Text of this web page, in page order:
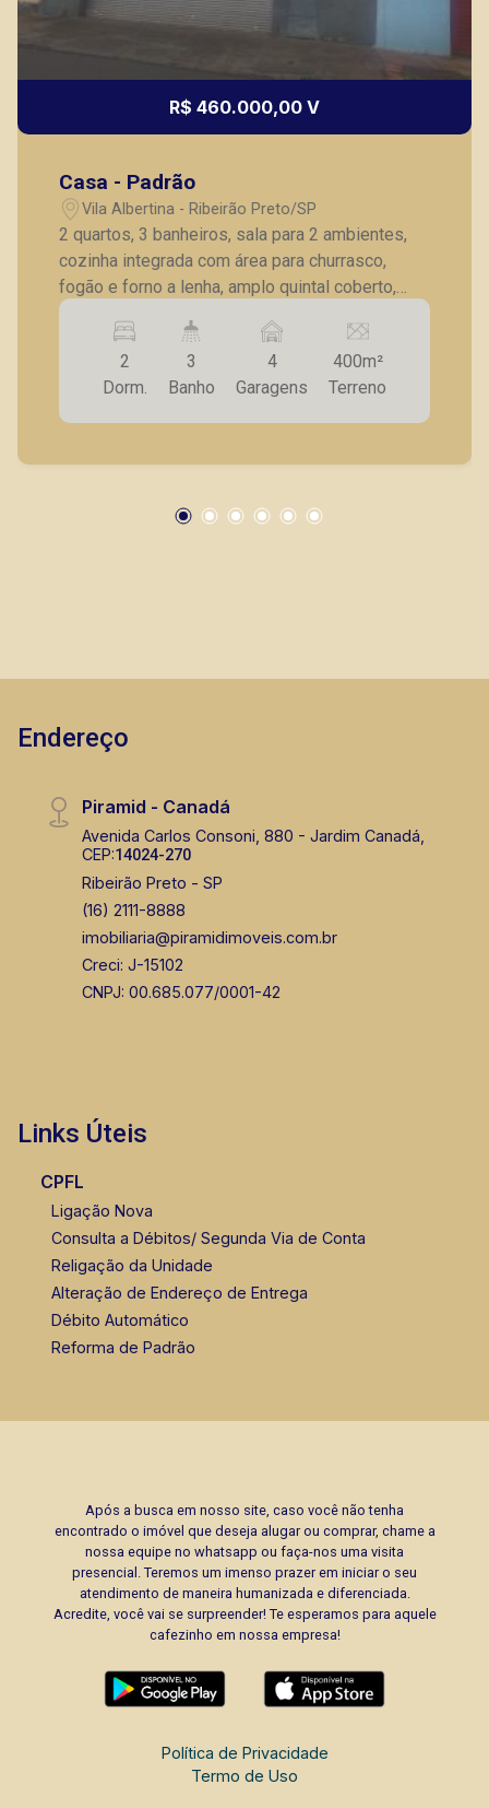
R$ 460.000,00 V
Casa - Padrão
Vila Albertina - Ribeirão Preto/SP
2 quartos, 3 banheiros, sala para 2 ambientes,
cozinha integrada com área para churrasco,
fogão e forno a lenha, amplo quintal coberto,
piscina, 4 vagas de garagens.
2
Dorm.
3
Banho
4
Garagens
400m²
Terreno
Endereço
Piramid - Canadá
Avenida Carlos Consoni, 880 - Jardim Canadá,
CEP:14024-270
Ribeirão Preto - SP
(16) 2111-8888
imobiliaria@piramidimoveis.com.br
Creci: J-15102
CNPJ: 00.685.077/0001-42
Links Úteis
CPFL
Ligação Nova
Consulta a Débitos/ Segunda Via de Conta
Religação da Unidade
Alteração de Endereço de Entrega
Débito Automático
Reforma de Padrão
Após a busca em nosso site, caso você não tenha
encontrado o imóvel que deseja alugar ou comprar, chame a
nossa equipe no whatsapp ou faça-nos uma visita
presencial. Teremos um imenso prazer em iniciar o seu
atendimento de maneira humanizada e diferenciada.
Acredite, você vai se surpreender! Te esperamos para aquele
cafezinho em nossa empresa!
Política de Privacidade
Termo de Uso